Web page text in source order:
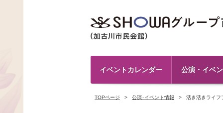
イベントカレンダー 公演・イベ
TOPページ 公演･イベント情報 活き活きライフ